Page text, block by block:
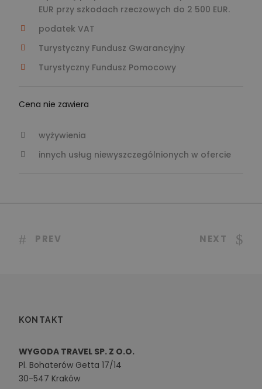
EUR przy szkodach rzeczowych do 2 500 EUR.
podatek VAT
Turystyczny Fundusz Gwarancyjny
Turystyczny Fundusz Pomocowy
Cena nie zawiera
wyżywienia
innych usług niewyszczególnionych w ofercie
PREV NEXT
KONTAKT
WYGODA TRAVEL SP. Z O.O.
Pl. Bohaterów Getta 17/14
30-547 Kraków